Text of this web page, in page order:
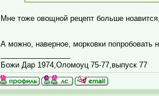
Мне тоже овощной рецепт больше
А можно, наверное, морковки попробовать
Божи Дар 1974,Оломоуц 75-77,выпуск 77